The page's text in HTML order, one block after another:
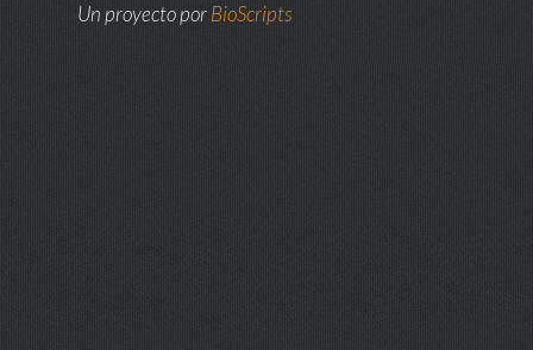
Un proyecto porBioScripts